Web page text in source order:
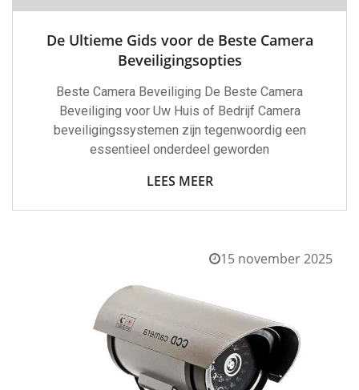
De Ultieme Gids voor de Beste Camera
Beveiligingsopties
Beste Camera Beveiliging De Beste Camera
Beveiliging voor Uw Huis of Bedrijf Camera
beveiligingssystemen zijn tegenwoordig een
essentieel onderdeel geworden
LEES MEER
15 november 2025